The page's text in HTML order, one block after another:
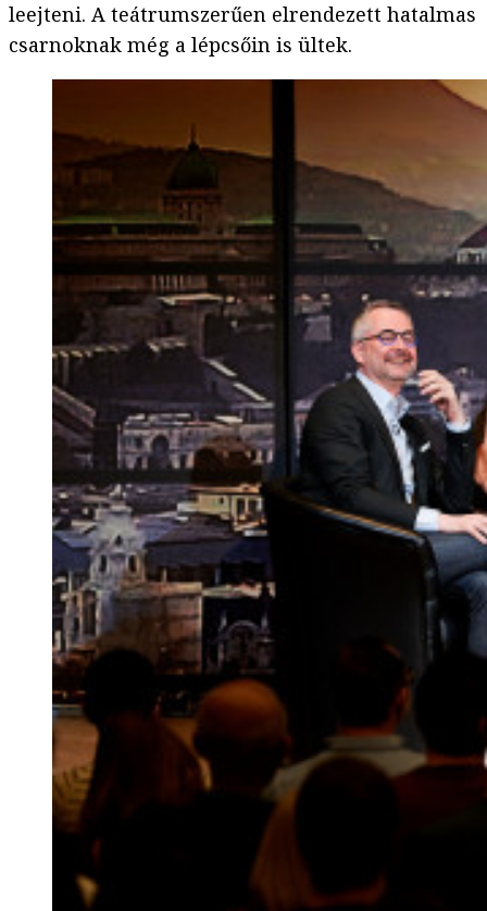
leejteni. A teátrumszerűen elrendezett hatalmas
csarnoknak még a lépcsőin is ültek.